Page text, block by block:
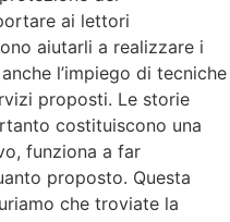
ai lettori
aiutarli a realizzare i
l’impiego di tecniche
proposti. Le storie
costituiscono una
funziona a far
proposto. Questa
che troviate la